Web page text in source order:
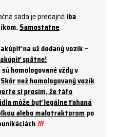
sada je predajná iba
Samostatne
na už dodaný vozík –
spätne!
homologované vždy v
Skôr než homologovaný vozík
si prosím, že táto
môže byť legálne ťahaná
alebo malotraktorompo
!!!